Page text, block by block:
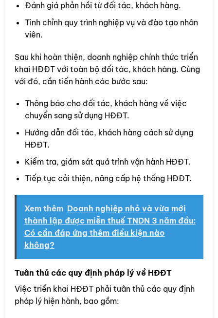
Đánh giá phản hồi từ đối tác, khách hàng.
Tinh chỉnh quy trình nghiệp vụ và đào tạo nhân
viên.
Sau khi hoàn thiện, doanh nghiệp chính thức triển
khai HĐĐT với toàn bộ đối tác, khách hàng. Cùng
với đó, cần tiến hành các bước sau:
Thông báo cho đối tác, khách hàng về việc
chuyển sang sử dụng HĐĐT.
Hướng dẫn đối tác, khách hàng cách sử dụng
HĐĐT.
Kiểm tra, giám sát quá trình vận hành HĐĐT.
Tiếp tục cải thiện, nâng cấp hệ thống HĐĐT.
Xem thêm Doanh nghiệp nhỏ và vừa mới
thành lập được miễn thuế TNDN 3 năm đầu:
Có cần đáp ứng thêm điều kiện nào
không?
Tuân thủ các quy định pháp lý về HĐĐT
Việc triển khai HĐĐT phải tuân thủ các quy định
pháp lý hiện hành, bao gồm: